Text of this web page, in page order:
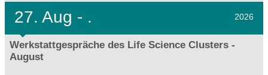
27. Aug - . 2026
Werkstattgespräche des Life Science Clusters -
August